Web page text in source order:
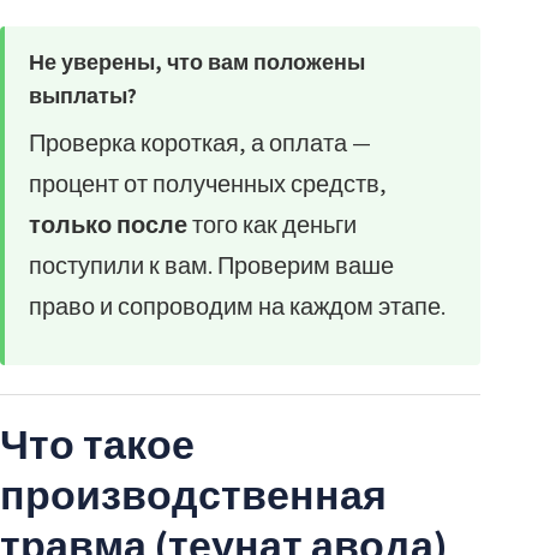
Не уверены, что вам положены
выплаты?
Проверка короткая, а оплата —
процент от полученных средств,
только послетого как деньги
поступили к вам. Проверим ваше
право и сопроводим на каждом этапе.
Что такое
производственная